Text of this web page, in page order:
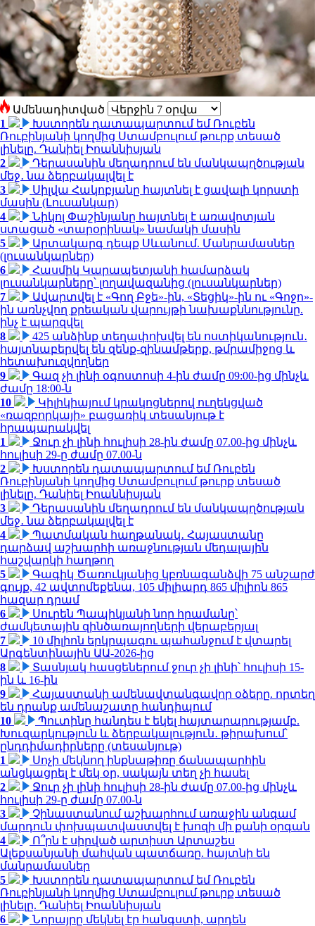
Ամենադիտված
1
Խստորեն դատապարտում եմ Ռուբեն
Ռուբինյանի կողմից Ստամբուլում թուրք տեսած
լինելը. Դանիել Իոաննիսյան
2
Դերասանին մեղադրում են մանկապղծության
մեջ․ նա ձերբակալվել է
3
Սիլվա Հակոբյանը հայտնել է ցավալի կորստի
մասին (Լուսանկար)
4
Նիկոլ Փաշինյանը հայտնել է առավոտյան
ստացած «տարօրինակ» նամակի մասին
5
Արտակարգ դեպք Սևանում. Մանրամասներ
(լուսանկարներ)
6
Հասմիկ Կարապետյանի համարձակ
լուսանկարները՝ լողավազանից (լուսանկարներ)
7
Ավարտվել է «Գող Բջե»-ին, «Տեցիկ»-ին ու «Գոջո»-
ին առնչվող քրեական վարույթի նախաքննությունը.
ինչ է պարզվել
8
425 անձինք տեղափոխվել են ոստիկանություն․
հայտնաբերվել են զենք-զինամթերք, թմրամիջոց և
հետախուզվողներ
9
Գազ չի լինի օգոստոսի 4-ին ժամը 09:00-ից մինչև
ժամը 18:00-ն
10
Կիլիկիայում կրակոցներով ուղեկցված
«ռազբորկայի» բացառիկ տեսանյութ է
հրապարակվել
1
Ջուր չի լինի հուլիսի 28-ին ժամը 07.00-ից մինչև
հուլիսի 29-ը ժամը 07.00-ն
2
Խստորեն դատապարտում եմ Ռուբեն
Ռուբինյանի կողմից Ստամբուլում թուրք տեսած
լինելը. Դանիել Իոաննիսյան
3
Դերասանին մեղադրում են մանկապղծության
մեջ․ նա ձերբակալվել է
4
Պատմական հաղթանակ․ Հայաստանը
դարձավ աշխարհի առաջնության մեդալային
հաշվարկի հաղթող
5
Գագիկ Ծառուկյանից կբռնագանձվի 75 անշարժ
գույք, 42 ավտոմեքենա, 105 միլիարդ 865 միլիոն 865
հազար դրամ
6
Սուրեն Պապիկյանի նոր հրամանը՝
ժամկետային զինծառայողների վերաբերյալ
7
10 միլիոն երկրպագու պահանջում է վտարել
Արգենտինային ԱԱ-2026-ից
8
Տասնյակ հասցեներում ջուր չի լինի՝ հուլիսի 15-
ին և 16-ին
9
Հայաստանի ամենավտանգավոր օձերը. որտեղ
են դրանք ամենաշատը հանդիպում
10
Պուտինը հանդես է եկել հայտարարությամբ.
Խուզարկություն և ձերբակալություն․ թիրախում՝
ընդդիմադիրները (տեսանյութ)
1
Սոչի մեկնող ինքնաթիռը ճանապարհին
անցկացրել է մեկ օր, սակայն տեղ չի հասել
2
Ջուր չի լինի հուլիսի 28-ին ժամը 07.00-ից մինչև
հուլիսի 29-ը ժամը 07.00-ն
3
Չինաստանում աշխարհում առաջին անգամ
մարդուն փոխպատվաստվել է խոզի մի քանի օրգան
4
Ո՞րն է սիրված արտիստ Արտաշես
Ալեքսանյանի մահվան պատճառը. հայտնի են
մանրամասներ
5
Խստորեն դատապարտում եմ Ռուբեն
Ռուբինյանի կողմից Ստամբուլում թուրք տեսած
լինելը. Դանիել Իոաննիսյան
6
Նորայրը մեկնել էր հանգստի, արդեն